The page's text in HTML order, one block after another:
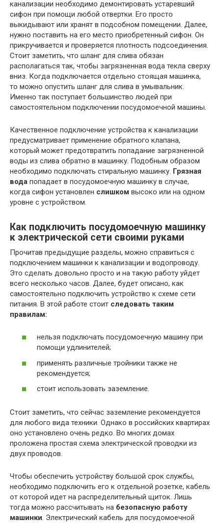
канализации необходимо демонтировать устаревший
сифон при помощи любой отвертки. Его просто
выкидывают или хранят в подсобном помещении. Далее,
нужно поставить на его место приобретенный сифон. Он
прикручивается и проверяется плотность подсоединения.
Стоит заметить, что шланг для слива обязан
располагаться так, чтобы загрязненная вода текла сверху
вниз. Когда подключается отдельно стоящая машинка,
то можно опустить шланг для слива в умывальник.
Именно так поступает большинство людей при
самостоятельном подключении посудомоечной машины.
Качественное подключение устройства к канализации
предусматривает применение обратного клапана,
который может предотвратить попадание загрязненной
воды из слива обратно в машинку. Подобным образом
необходимо подключать стиральную машинку. Грязная
вода попадает в посудомоечную машинку в случае,
когда сифон установлен слишком высоко или на одном
уровне с устройством.
Как подключить посудомоечную машинку
к электрической сети своими руками
Прочитав предыдущие разделы, можно справиться с
подключением машинки к канализации и водопроводу.
Это сделать довольно просто и на такую работу уйдет
всего несколько часов. Далее, будет описано, как
самостоятельно подключить устройство к схеме сети
питания. В этой работе стоит следовать таким
правилам:
нельзя подключать посудомоечную машину при
помощи удлинителей;
применять различные тройники также не
рекомендуется;
стоит использовать заземление.
Стоит заметить, что сейчас заземление рекомендуется
для любого вида техники. Однако в российских квартирах
оно установлено очень редко. Во многих домах
проложена простая схема электрической проводки из
двух проводов.
Чтобы обеспечить устройству большой срок службы,
необходимо подключить его к отдельной розетке, кабель
от которой идет на распределительный щиток. Лишь
тогда можно рассчитывать на безопасную работу
машинки. Электрический кабель для посудомоечной